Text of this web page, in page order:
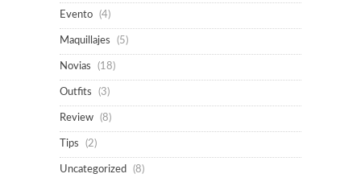
Evento (4)
Maquillajes (5)
Novias (18)
Outfits (3)
Review (8)
Tips (2)
Uncategorized (8)